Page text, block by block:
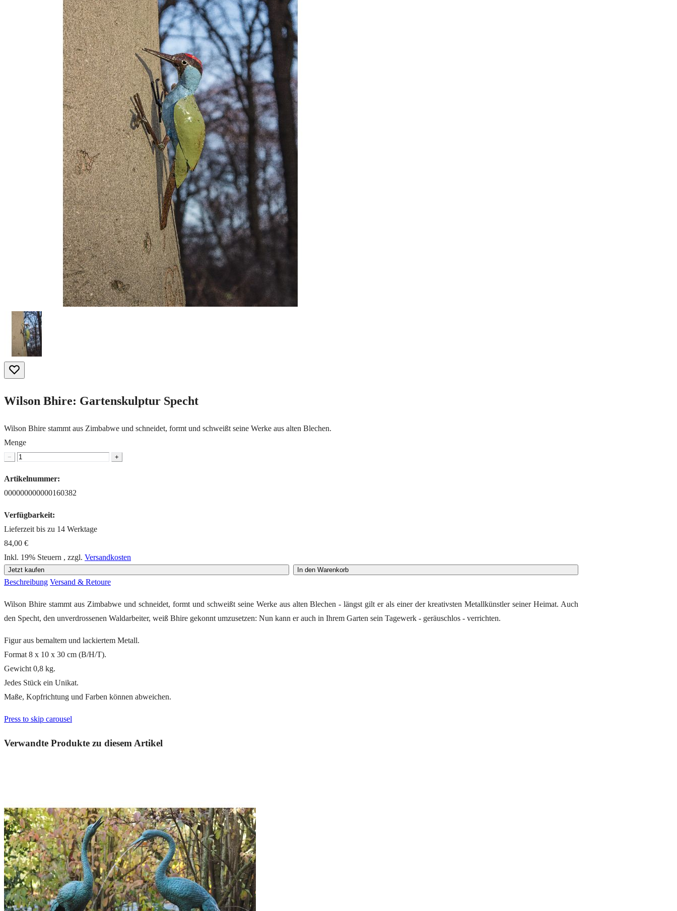
Wilson Bhire: Gartenskulptur Specht
Wilson Bhire stammt aus Zimbabwe und schneidet, formt und schweißt seine Werke aus alten Blechen.
Menge
− +
Artikelnummer:
000000000000160382
Verfügbarkeit:
Lieferzeit bis zu 14 Werktage
84,00 €
Inkl. 19% Steuern , zzgl. Versandkosten
Jetzt kaufen In den Warenkorb
Beschreibung Versand & Retoure
Wilson Bhire stammt aus Zimbabwe und schneidet, formt und schweißt seine Werke aus alten Blechen - längst gilt er als einer der kreativsten Metallkünstler seiner Heimat. Auch
den Specht, den unverdrossenen Waldarbeiter, weiß Bhire gekonnt umzusetzen: Nun kann er auch in Ihrem Garten sein Tagewerk - geräuschlos - verrichten.
Figur aus bemaltem und lackiertem Metall.
Format 8 x 10 x 30 cm (B/H/T).
Gewicht 0,8 kg.
Jedes Stück ein Unikat.
Maße, Kopfrichtung und Farben können abweichen.
Press to skip carousel
Verwandte Produkte zu diesem Artikel